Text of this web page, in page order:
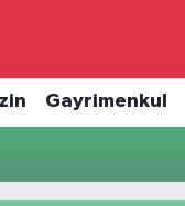
Gayrimenkul